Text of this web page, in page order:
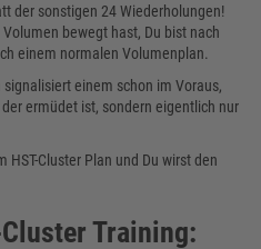
der sonstigen 24 Wiederholungen!
bewegt hast, Du bist nach
einem normalen Volumenplan.
einem schon im Voraus,
ermüdet ist, sondern eigentlich nur
Cluster Plan und Du wirst den
Training: